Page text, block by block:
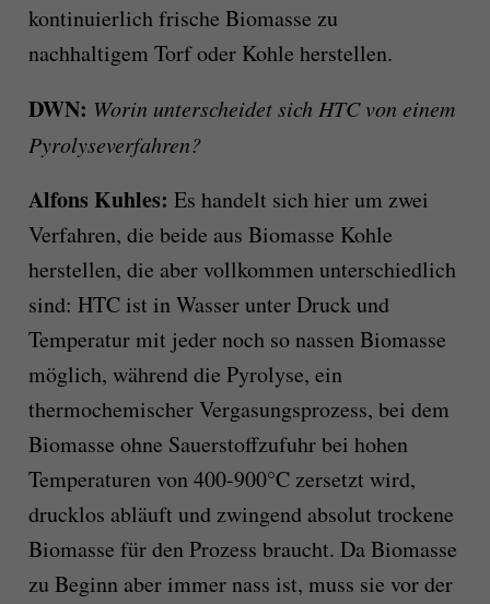
kontinuierlich frische Biomasse zu
nachhaltigem Torf oder Kohle herstellen.
DWN: Worin unterscheidet sich HTC von einem
Pyrolyseverfahren?
Alfons Kuhles: Es handelt sich hier um zwei
Verfahren, die beide aus Biomasse Kohle
herstellen, die aber vollkommen unterschiedlich
sind: HTC ist in Wasser unter Druck und
Temperatur mit jeder noch so nassen Biomasse
möglich, während die Pyrolyse, ein
thermochemischer Vergasungsprozess, bei dem
Biomasse ohne Sauerstoffzufuhr bei hohen
Temperaturen von 400-900°C zersetzt wird,
drucklos abläuft und zwingend absolut trockene
Biomasse für den Prozess braucht. Da Biomasse
zu Beginn aber immer nass ist, muss sie vor der